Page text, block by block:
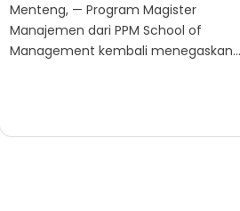
Menteng, — Program Magister
Manajemen dari PPM School of
Management kembali menegaskan